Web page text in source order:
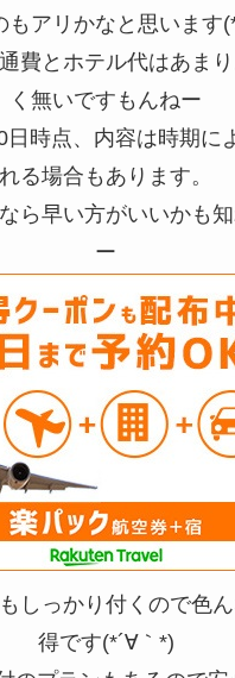
もアリかなと思います
費とホテル代はあま
く無いですもんねー
時点、内容は時期に
れる場合もあります。
ら早い方がいいかも
ー
しっかり付くので色
得です(*´∀｀*)